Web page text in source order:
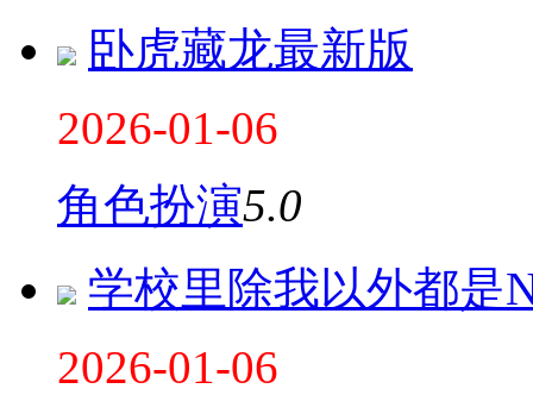
卧虎藏龙最新版
2026-01-06
角色扮演5.0
学校里除我以外都是
2026-01-06